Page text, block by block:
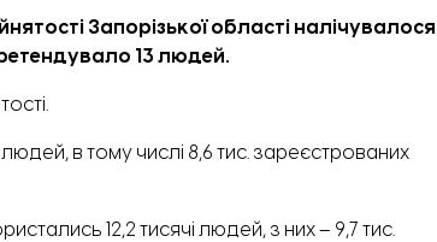
Запорізької області налічувалося
13 людей.
в тому числі 8,6 тис. зареєстрованих
12,2 тисячі людей, з них – 9,7 тис.